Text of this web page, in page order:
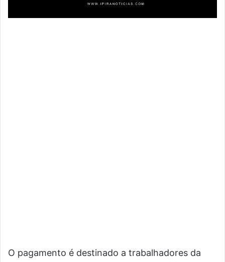
O pagamento é destinado a trabalhadores da